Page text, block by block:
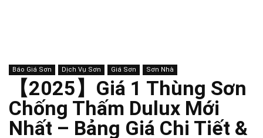
Báo Giá Sơn Dịch Vụ Sơn Giá Sơn Sơn Nhà
【2025】Giá 1 Thùng Sơn
Chống Thấm Dulux Mới
Nhất – Bảng Giá Chi Tiết &